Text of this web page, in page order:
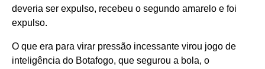
deveria ser expulso, recebeu o segundo amarelo e foi
expulso.
O que era para virar pressão incessante virou jogo de
inteligência do Botafogo, que segurou a bola, o